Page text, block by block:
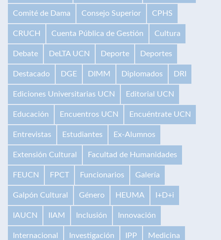
Comité de Dama Consejo Superior CPHS
CRUCH Cuenta Pública de Gestión Cultura
Debate DeLTA UCN Deporte Deportes
Destacado DGE DIMM Diplomados DRI
Ediciones Universitarias UCN Editorial UCN
Educación Encuentros UCN Encuéntrate UCN
Entrevistas Estudiantes Ex-Alumnos
Extensión Cultural Facultad de Humanidades
FEUCN FPCT Funcionarios Galería
Galpón Cultural Género HEUMA I+D+i
IAUCN IIAM Inclusión Innovación
Internacional Investigación IPP Medicina